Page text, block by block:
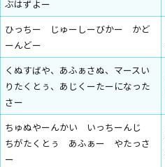
ぶはずよー
ひっちー じゅーしーびかー かど
ーんどー
くぬすばや、あふぁさぬ、マースい
りたくとぅ、あじくーたーになった
さー
ちゅぬやーんかい いっちーんじ
ちがたくとぅ あふぁー やたっさ
ー